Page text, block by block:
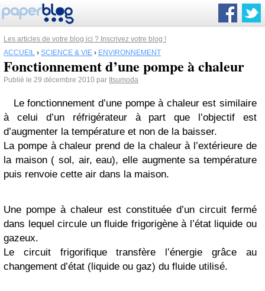
Les articles de votre blog ici ? Inscrivez votre blog !
ACCUEIL › SCIENCE & VIE › ENVIRONNEMENT
Fonctionnement d’une pompe à chaleur
Publié le 29 décembre 2010 par Itsumoda
Le fonctionnement d’une pompe à chaleur est similaire
à celui d’un réfrigérateur à part que l’objectif est
d’augmenter la température et non de la baisser.
La pompe à chaleur prend de la chaleur à l’extérieure de
la maison ( sol, air, eau), elle augmente sa température
puis renvoie cette air dans la maison.
Une pompe à chaleur est constituée d’un circuit fermé
dans lequel circule un fluide frigorigène à l’état liquide ou
gazeux.
Le circuit frigorifique transfère l’énergie grâce au
changement d’état (liquide ou gaz) du fluide utilisé.